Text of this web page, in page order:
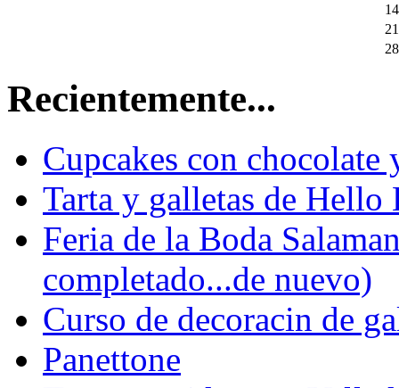
14
21
28
Recientemente...
Cupcakes con
Tarta y galletas de
Feria de la Boda
completado...de nuevo)
Curso de decoracin de
Panettone